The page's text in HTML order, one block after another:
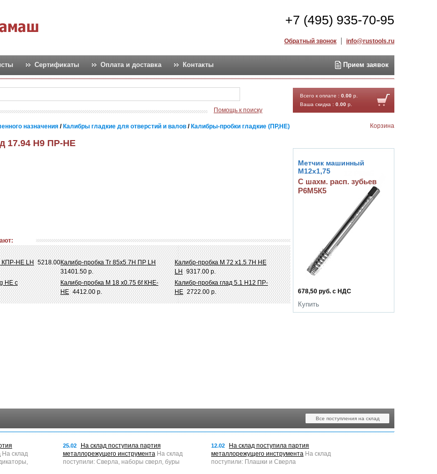
+7 (495) 935-70-95
Обратный звонок info@rustools.ru
Сертификаты Оплата и доставка Контакты Прием заявок
Помощь к поиску
Всего к оплате : 0.00 р.
Ваша скидка : 0.00 р.
Корзина
назначения / Калибры гладкие для отверстий и валов / Калибры-пробки гладкие (ПР,НЕ)
17.94 Н9 ПР-НЕ
КПР-НЕ LH 5218.00Калибр-пробка Tr 85х5 7Н ПР LH
31401.50 р.
Калибр-пробка М 72 х1.5 7Н НЕ
LH 9317.00 р.
НЕ с
Калибр-пробка М 18 х0.75 6f КНЕ-
НЕ 4412.00 р.
Калибр-пробка глад 5.1 Н12 ПР-
НЕ 2722.00 р. 678,50 руб. с НДС
Купить
Метчик машинный
М12х1,75
С шахм. расп. зубьев
Р6М5К5
Все поступления на склад
На склад
25.02
На склад поступила партия
металлорежущего инструментаНа склад
поступили: Сверла, наборы сверл, буры
12.02
На склад поступила партия
металлорежущего инструмента На склад
поступили: Плашки и Сверла